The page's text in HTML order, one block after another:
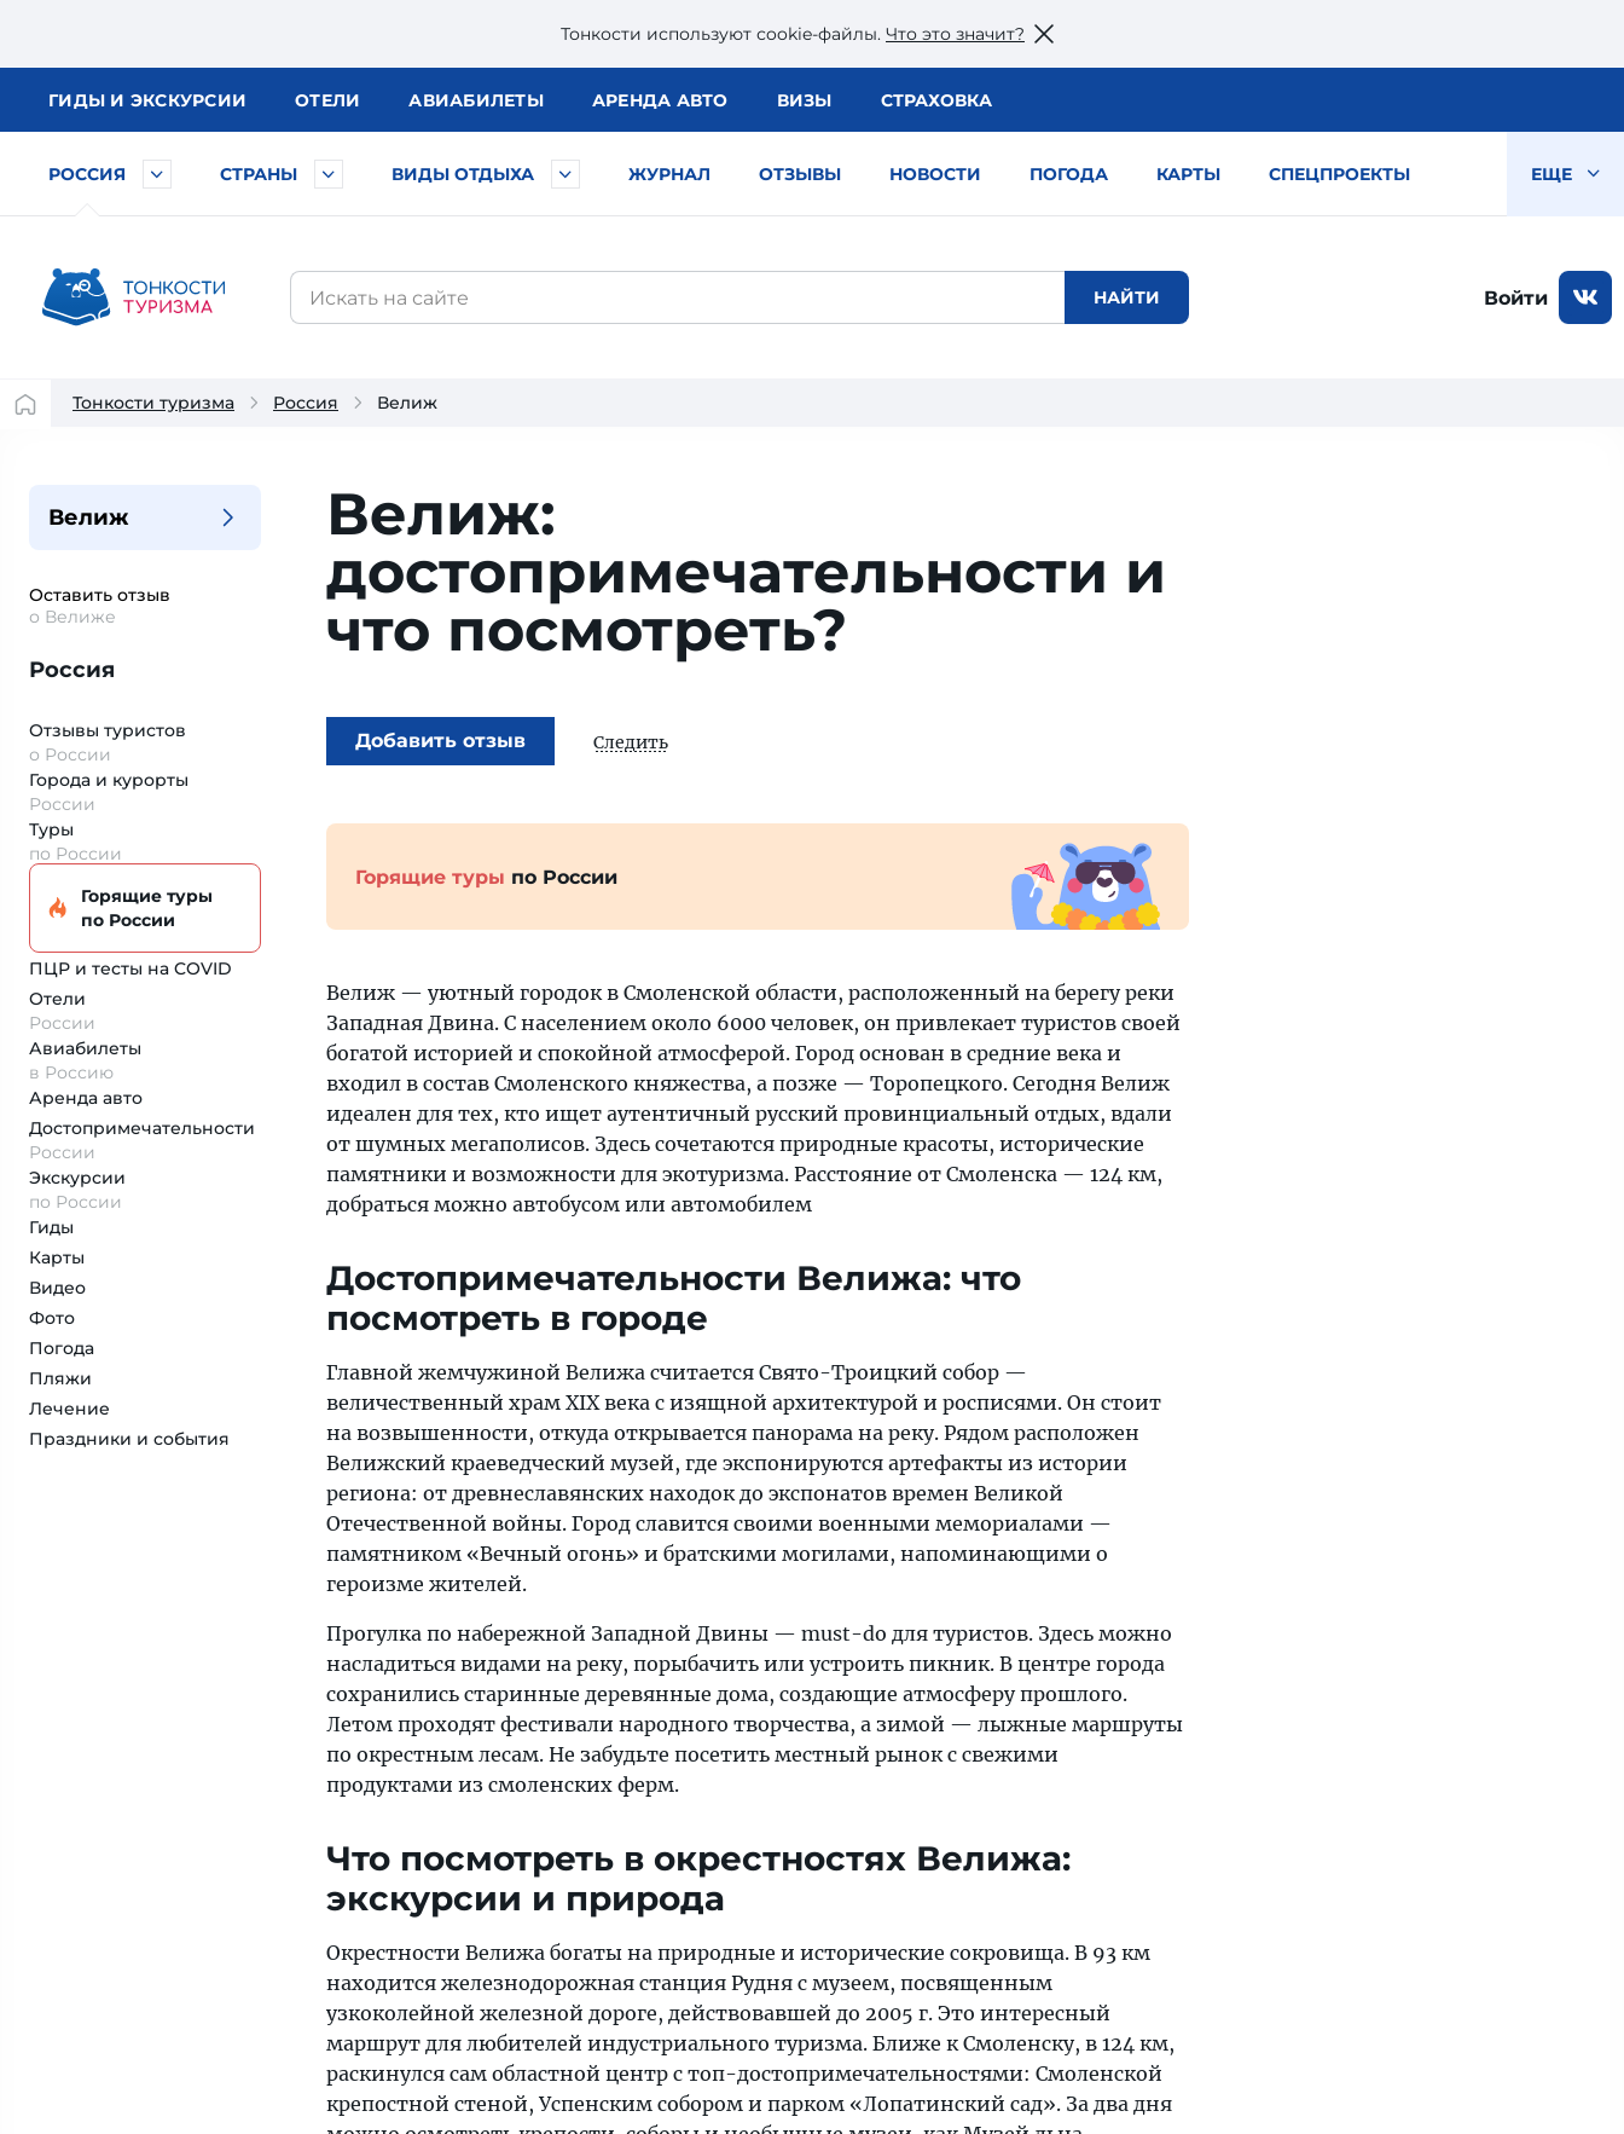
Тонкости используют сookie-файлы. Что это значит?
ГИДЫ И ЭКСКУРСИИ ОТЕЛИ АВИАБИЛЕТЫ АРЕНДА АВТО ВИЗЫ СТРАХОВКА
РОССИЯ СТРАНЫ ВИДЫ ОТДЫХА ЖУРНАЛ ОТЗЫВЫ НОВОСТИ ПОГОДА КАРТЫ СПЕЦПРОЕКТЫ ЕЩЕ
Войти
Тонкости туризма Россия Велиж
Велиж
Оставить отзыв
о Велиже
Россия
Отзывы туристов
о России
Города и курорты
России
Туры
по России
Горящие туры
по России
ПЦР и тесты на COVID
Отели
России
Авиабилеты
в Россию
Аренда авто
Достопримеча­тельности
России
Экскурсии
по России
Гиды
Карты
Видео
Фото
Погода
Пляжи
Лечение
Праздники и события
Велиж:
достопримечательности и
что посмотреть?
Добавить отзыв Следить
Горящие туры по России
Велиж — уютный городок в Смоленской области, расположенный на берегу реки
Западная Двина. С населением около 6000 человек, он привлекает туристов своей
богатой историей и спокойной атмосферой. Город основан в средние века и
входил в состав Смоленского княжества, а позже — Торопецкого. Сегодня Велиж
идеален для тех, кто ищет аутентичный русский провинциальный отдых, вдали
от шумных мегаполисов. Здесь сочетаются природные красоты, исторические
памятники и возможности для экотуризма. Расстояние от Смоленска — 124 км,
добраться можно автобусом или автомобилем
Достопримечательности Велижа: что
посмотреть в городе
Главной жемчужиной Велижа считается Свято-Троицкий собор —
величественный храм XIX века с изящной архитектурой и росписями. Он стоит
на возвышенности, откуда открывается панорама на реку. Рядом расположен
Велижский краеведческий музей, где экспонируются артефакты из истории
региона: от древнеславянских находок до экспонатов времен Великой
Отечественной войны. Город славится своими военными мемориалами —
памятником «Вечный огонь» и братскими могилами, напоминающими о
героизме жителей.
Прогулка по набережной Западной Двины — must-do для туристов. Здесь можно
насладиться видами на реку, порыбачить или устроить пикник. В центре города
сохранились старинные деревянные дома, создающие атмосферу прошлого.
Летом проходят фестивали народного творчества, а зимой — лыжные маршруты
по окрестным лесам. Не забудьте посетить местный рынок с свежими
продуктами из смоленских ферм.
Что посмотреть в окрестностях Велижа:
экскурсии и природа
Окрестности Велижа богаты на природные и исторические сокровища. В 93 км
находится железнодорожная станция Рудня с музеем, посвященным
узкоколейной железной дороге, действовавшей до 2005 г. Это интересный
маршрут для любителей индустриального туризма. Ближе к Смоленску, в 124 км,
раскинулся сам областной центр с топ-достопримечательностями: Смоленской
крепостной стеной, Успенским собором и парком «Лопатинский сад». За два дня